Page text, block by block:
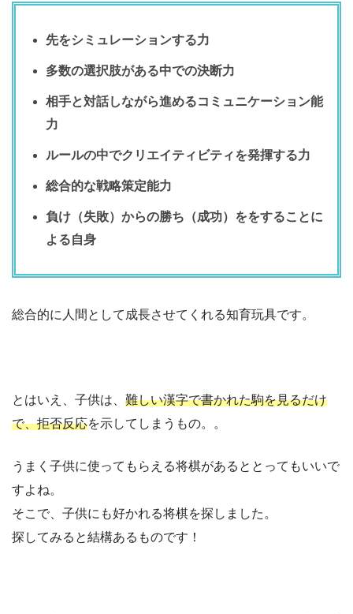
先をシミュレーションする力
多数の選択肢がある中での決断力
相手と対話しながら進めるコミュニケーション能
力
ルールの中でクリエイティビティを発揮する力
総合的な戦略策定能力
負け（失敗）からの勝ち（成功）ををすることに
よる自身
総合的に人間として成長させてくれる知育玩具です。
とはいえ、子供は、 難しい漢字で書かれた駒を見るだけ
で、拒否反応を示してしまうもの。。
うまく子供に使ってもらえる将棋があるととってもいいで
すよね。
そこで、子供にも好かれる将棋を探しました。
探してみると結構あるものです！